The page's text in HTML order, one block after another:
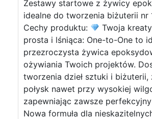
Zestawy startowe z żywicy
idealne do tworzenia biżuterii nr
Cechy produktu:
Twoja
prosta i lśniąca: One-to-One to
przezroczysta żywica
ożywiania Twoich projektów.
tworzenia dzieł sztuki i biżuterii,
połysk nawet przy wysokiej
zapewniając zawsze
Nowa formuła dla